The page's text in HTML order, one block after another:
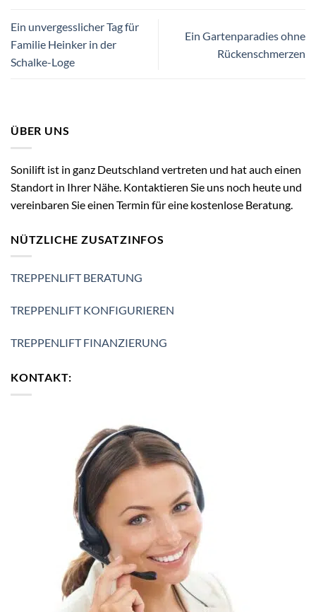
Ein unvergesslicher Tag für
Familie Heinker in der
Schalke-Loge
Ein Gartenparadies ohne
Rückenschmerzen
ÜBER UNS
Sonilift ist in ganz Deutschland vertreten und hat auch einen
Standort in Ihrer Nähe. Kontaktieren Sie uns noch heute und
vereinbaren Sie einen Termin für eine kostenlose Beratung.
NÜTZLICHE ZUSATZINFOS
TREPPENLIFT BERATUNG
TREPPENLIFT KONFIGURIEREN
TREPPENLIFT FINANZIERUNG
KONTAKT: